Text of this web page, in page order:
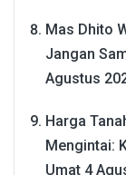
Mas Dhito
Jangan
Agustus
Harga
Mengintai:
Umat 4